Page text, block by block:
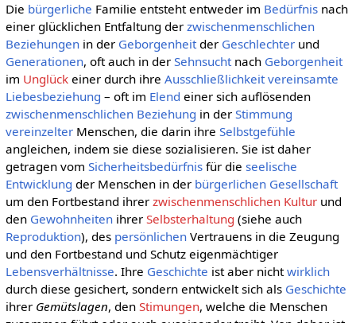
Die bürgerliche Familie entsteht entweder im Bedürfnisnach
einer glücklichen Entfaltung der zwischenmenschlichen
Beziehungenin der Geborgenheitder Geschlechterund
Generationen, oft auch in der Sehnsuchtnach Geborgenheit
im Unglückeiner durch ihre Ausschließlichkeit vereinsamte
Liebesbeziehung – oft im Elend einer sich auflösenden
zwischenmenschlichen Beziehung in der Stimmung
vereinzelterMenschen, die darin ihre Selbstgefühle
angleichen, indem sie diese sozialisieren. Sie ist daher
getragen vom Sicherheitsbedürfnisfür die seelische
Entwicklung der Menschen in der bürgerlichen Gesellschaft
um den Fortbestand ihrer zwischenmenschlichen Kulturund
den Gewohnheitenihrer Selbsterhaltung (siehe auch
Reproduktion), des persönlichenVertrauens in die Zeugung
und den Fortbestand und Schutz eigenmächtiger
Lebensverhältnisse. Ihre Geschichte ist aber nichtwirklich
durch diese gesichert, sondern entwickelt sich als Geschichte
ihrer Gemütslagen, den Stimungen, welche die Menschen